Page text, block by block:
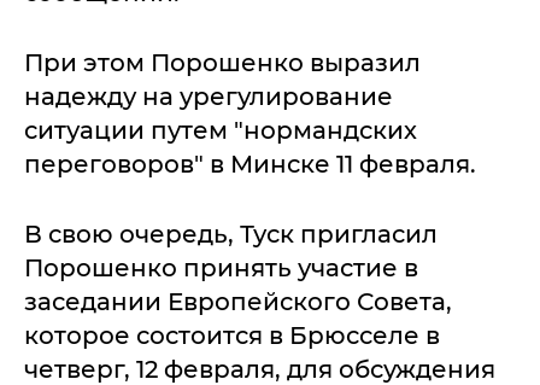
При этом Порошенко выразил
надежду на урегулирование
ситуации путем "нормандских
переговоров" в Минске 11 февраля.
В свою очередь, Туск пригласил
Порошенко принять участие в
заседании Европейского Совета,
которое состоится в Брюсселе в
четверг, 12 февраля, для обсуждения